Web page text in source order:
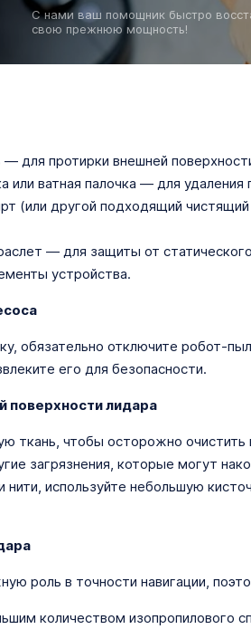
С нами ваш помощник быстро
свою прежнюю мощность!
— для протирки внешней
или ватная палочка — для
(или другой подходящий
— для защиты от
устройства.
обязательно отключите робот-
его для безопасности.
поверхности лидара
ткань, чтобы осторожно
загрязнения, которые могут
используйте небольшую
роль в точности навигации,
количеством изопропилового